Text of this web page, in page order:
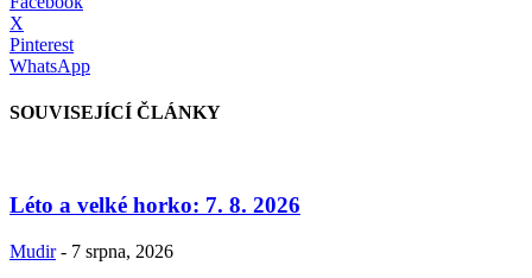
X
Pinterest
WhatsApp
SOUVISEJÍCÍ ČLÁNKY
Léto a velké horko: 7. 8. 2026
Mudir - 7 srpna, 2026